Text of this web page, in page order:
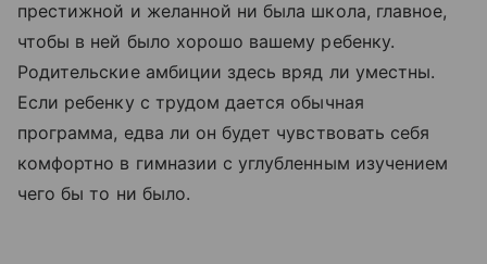
престижной и желанной ни была школа, главное,
чтобы в ней было хорошо вашему ребенку.
Родительские амбиции здесь вряд ли уместны.
Если ребенку с трудом дается обычная
программа, едва ли он будет чувствовать себя
комфортно в гимназии с углубленным изучением
чего бы то ни было.